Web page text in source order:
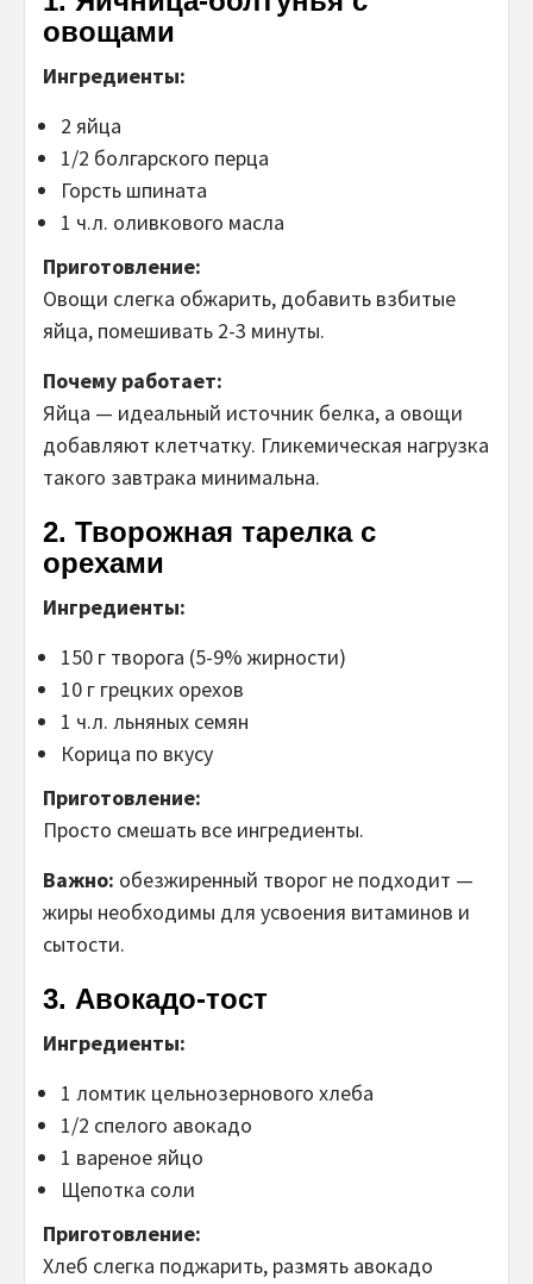
овощами
Ингредиенты:
2 яйца
1/2 болгарского перца
Горсть шпината
1 ч.л. оливкового масла
Приготовление:
Овощи слегка обжарить, добавить взбитые
яйца, помешивать 2-3 минуты.
Почему работает:
Яйца — идеальный источник белка, а овощи
добавляют клетчатку. Гликемическая нагрузка
такого завтрака минимальна.
2. Творожная тарелка с
орехами
Ингредиенты:
150 г творога (5-9% жирности)
10 г грецких орехов
1 ч.л. льняных семян
Корица по вкусу
Приготовление:
Просто смешать все ингредиенты.
Важно: обезжиренный творог не подходит —
жиры необходимы для усвоения витаминов и
сытости.
3. Авокадо-тост
Ингредиенты:
1 ломтик цельнозернового хлеба
1/2 спелого авокадо
1 вареное яйцо
Щепотка соли
Приготовление:
Хлеб слегка поджарить, размять авокадо